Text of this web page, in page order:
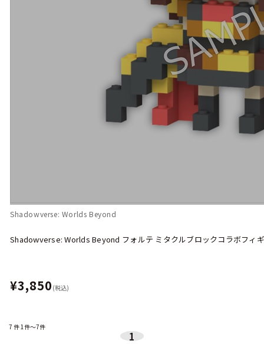
Shadowverse: Worlds Beyond
Shadowverse: Worlds Beyond フォルテ ミタクルブロックコラボフィ
¥3,850 (税込)
7 件1件～7件
1